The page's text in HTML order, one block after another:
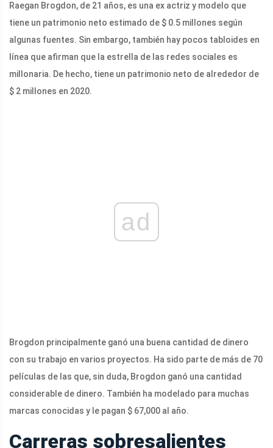
Raegan Brogdon, de 21 años, es una ex actriz y modelo que
tiene un patrimonio neto estimado de $ 0.5 millones según
algunas fuentes. Sin embargo, también hay pocos tabloides en
línea que afirman que la estrella de las redes sociales es
millonaria. De hecho, tiene un patrimonio neto de alrededor de
$ 2 millones en 2020.
ad
Brogdon principalmente ganó una buena cantidad de dinero
con su trabajo en varios proyectos. Ha sido parte de más de 70
películas de las que, sin duda, Brogdon ganó una cantidad
considerable de dinero. También ha modelado para muchas
marcas conocidas y le pagan $ 67,000 al año.
Carreras sobresalientes